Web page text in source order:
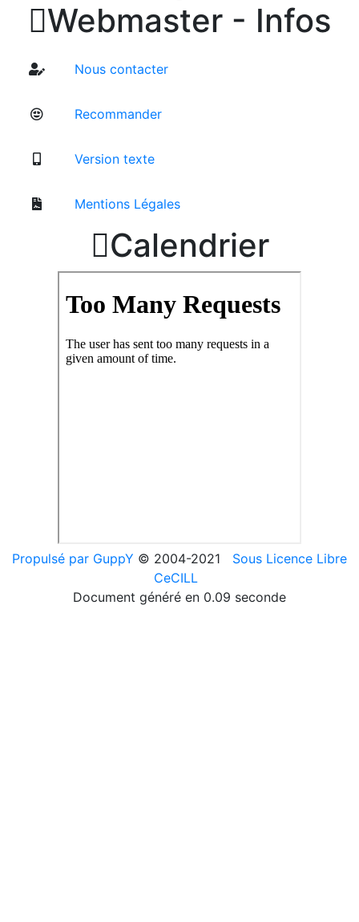
Webmaster - Infos
Nous contacter
Recommander
Version texte
Mentions Légales
Calendrier
Propulsé par GuppY © 2004-2021
Sous Licence Libre
CeCILL
Document généré en 0.09 seconde